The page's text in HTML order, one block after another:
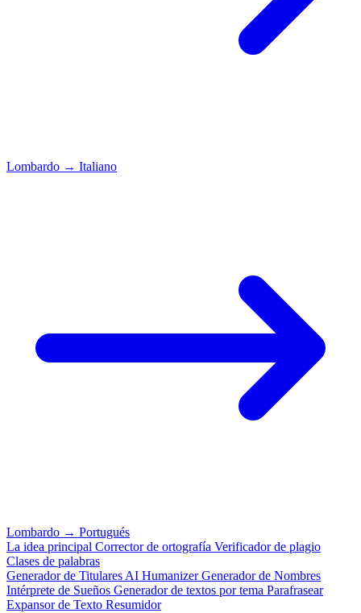
Lombardo → Italiano
Lombardo → Portugués
La idea principal Corrector de ortografía Verificador de plagio
Clases de palabras
Generador de Titulares AI HumanizerGenerador de Nombres
Intérprete de Sueños Generador de textos por tema Parafrasear
Expansor de Texto Resumidor